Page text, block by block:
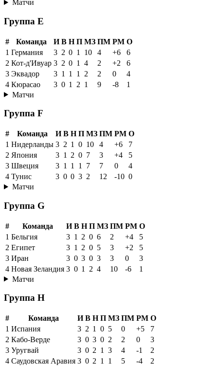
Матчи
Группа E
# Команда И В Н П МЗ ПМ РМ О
1 Германия 3 2 0 1 10 4 +6
6
2 Кот-д'Ивуар 3 2 0 1 4 2 +2
6
3 Эквадор 3 1 1 1 2 2 0
4
4 Кюрасао 3 0 1 2 1 9 -8
1
Матчи
Группа F
# Команда И В Н П МЗ ПМ РМ О
1 Нидерланды 3 2 1 0 10 4 +6
7
2 Япония 3 1 2 0 7 3 +4
5
3 Швеция 3 1 1 1 7 7 0
4
4 Тунис 3 0 0 3 2 12 -10 0
Матчи
Группа G
# Команда И В Н П МЗ ПМ РМ О
1 Бельгия 3 1 2 0 6 2 +4
5
2 Египет 3 1 2 0 5 3 +2
5
3 Иран 3 0 3 0 3 3 0
3
4 Новая Зеландия 3 0 1 2 4 10 -6
1
Матчи
Группа H
# Команда И В Н П МЗ ПМ РМ О
1 Испания 3 2 1 0 5 0 +5
7
2 Кабо-Верде 3 0 3 0 2 2 0
3
3 Уругвай 3 0 2 1 3 4 -1
2
4 Саудовская Аравия 3 0 2 1 1 5 -4
2